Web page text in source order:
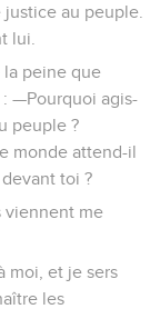
au peuple.
lui.
la peine que
—Pourquoi agis-
peuple ?
monde attend-il
toi ?
viennent me
moi, et je sers
les